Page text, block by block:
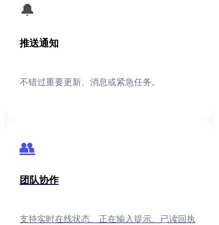
🔔
推送通知
不错过重要更新、消息或紧急任务。
👥
团队协作
支持实时在线状态、正在输入提示、已读回执